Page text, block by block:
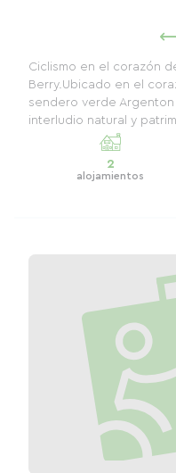
Ciclismo en el corazón
Berry.Ubicado en el
sendero verde
interludio natural y
2
alojamientos